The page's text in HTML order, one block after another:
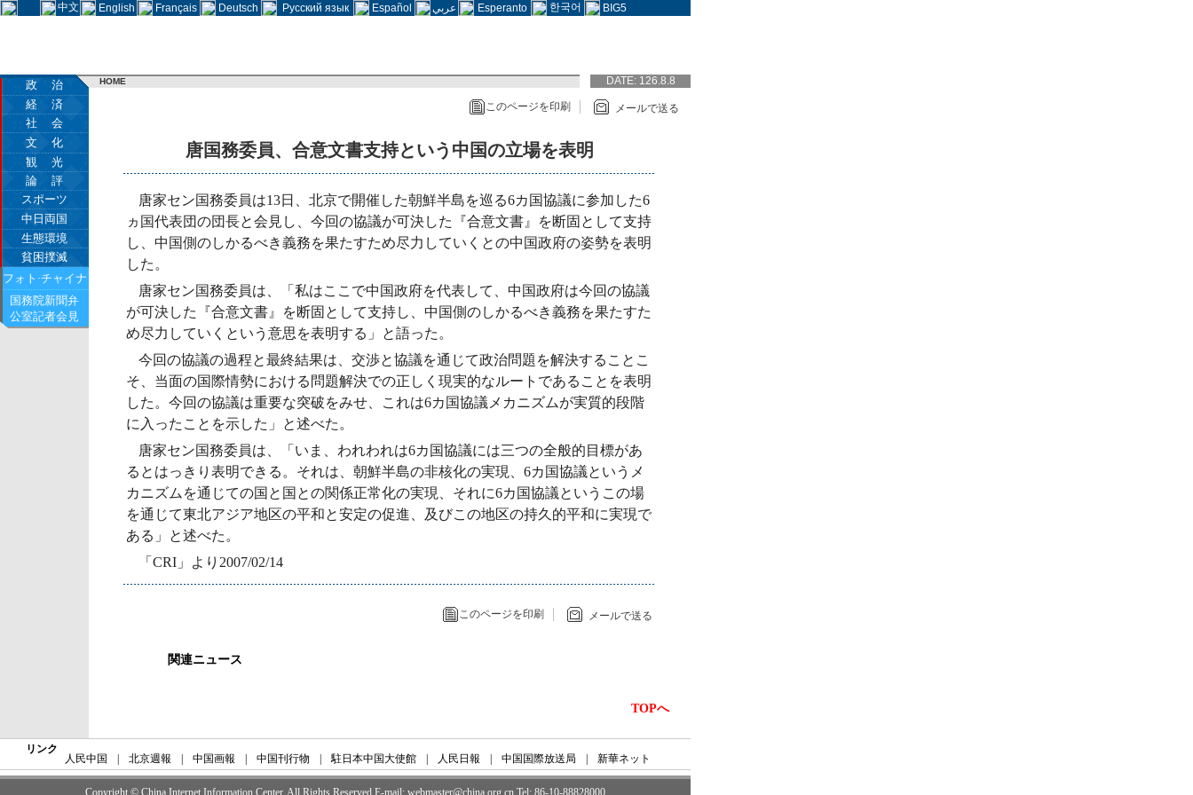
中文 English Français Deutsch Русский язык Español عربي Esperanto 한국어 BIG5
政 治
経 済
社 会
文 化
観 光
論 評
スポーツ
中日両国
生態環境
貧困撲滅
フォト·チャイナ
国務院新聞弁
公室記者会見
HOME DATE: 126.8.8
このページを印刷 メールで送る
唐国務委員、合意文書支持という中国の立場を表明
唐家セン国務委員は13日、北京で開催した朝鮮半島を巡る6カ国協議に参加した6
ヵ国代表団の団長と会見し、今回の協議が可決した『合意文書』を断固として支持
し、中国側のしかるべき義務を果たすため尽力していくとの中国政府の姿勢を表明
した。
唐家セン国務委員は、「私はここで中国政府を代表して、中国政府は今回の協議
が可決した『合意文書』を断固として支持し、中国側のしかるべき義務を果たすた
め尽力していくという意思を表明する」と語った。
今回の協議の過程と最終結果は、交渉と協議を通じて政治問題を解決することこ
そ、当面の国際情勢における問題解決での正しく現実的なルートであることを表明
した。今回の協議は重要な突破をみせ、これは6カ国協議メカニズムが実質的段階
に入ったことを示した」と述べた。
唐家セン国務委員は、「いま、われわれは6カ国協議には三つの全般的目標があ
るとはっきり表明できる。それは、朝鮮半島の非核化の実現、6カ国協議というメ
カニズムを通じての国と国との関係正常化の実現、それに6カ国協議というこの場
を通じて東北アジア地区の平和と安定の促進、及びこの地区の持久的平和に実現で
ある」と述べた。
「CRI」より2007/02/14
このページを印刷 メールで送る
関連ニュース
TOPへ
リンク
人民中国 北京週報 中国画報 中国刊行物 駐日本中国大使館 人民日報 中国国際放送局 新華ネット
Copyright © China Internet Information Center. All Rights Reserved E-mail: webmaster@china.org.cn Tel: 86-10-88828000